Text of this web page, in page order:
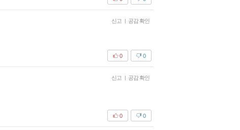
신고 | 공감 확인
0
0
신고 | 공감 확인
0
0